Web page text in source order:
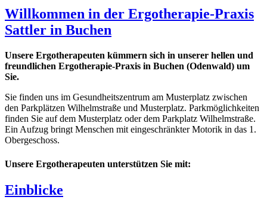
Willkommen in der Ergotherapie-Praxis
Sattler in Buchen
Unsere Ergotherapeuten kümmern sich in unserer hellen und
freundlichen Ergotherapie-Praxis in Buchen (Odenwald) um
Sie.
Sie finden uns im Gesundheitszentrum am Musterplatz zwischen
den Parkplätzen Wilhelmstraße und Musterplatz. Parkmöglichkeiten
finden Sie auf dem Musterplatz oder dem Parkplatz Wilhelmstraße.
Ein Aufzug bringt Menschen mit eingeschränkter Motorik in das 1.
Obergeschoss.
Unsere Ergotherapeuten unterstützen Sie mit:
Einblicke